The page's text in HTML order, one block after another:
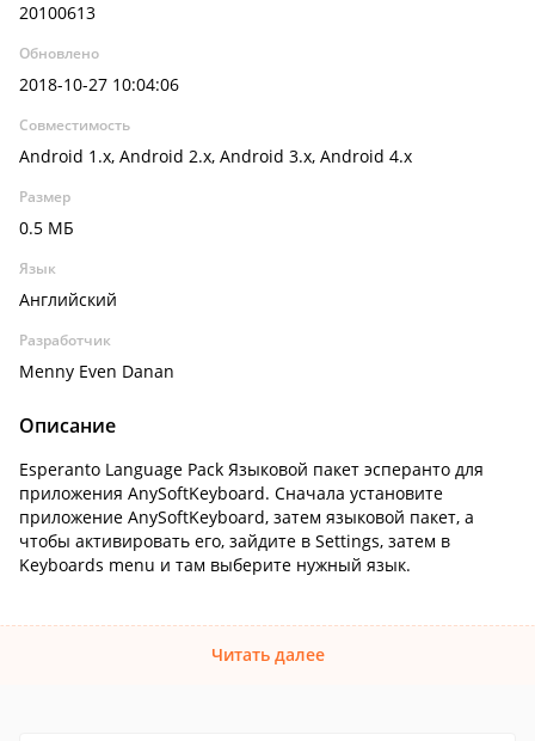
20100613
Обновлено
2018-10-27 10:04:06
Совместимость
Android 1.x, Android 2.x, Android 3.x, Android 4.x
Размер
0.5 МБ
Язык
Английский
Разработчик
Menny Even Danan
Описание
Esperanto Language Pack Языковой пакет эсперанто для
приложения AnySoftKeyboard. Сначала установите
приложение AnySoftKeyboard, затем языковой пакет, а
чтобы активировать его, зайдите в Settings, затем в
Keyboards menu и там выберите нужный язык.
Читать далее